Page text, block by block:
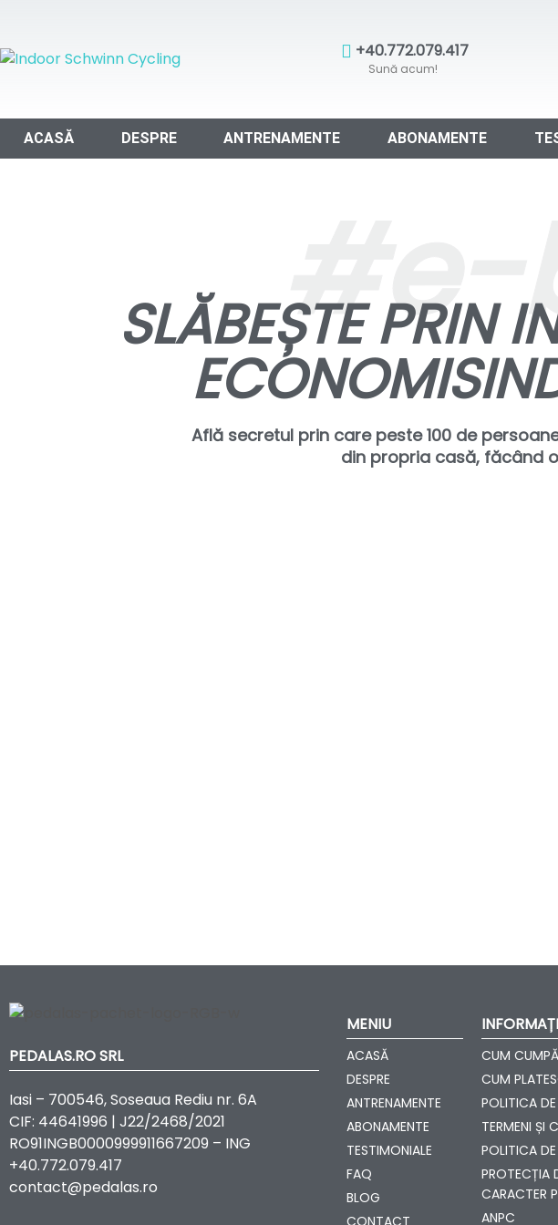
+40.772.079.417
Sună acum!
ACASĂ DESPRE ANTRENAMENTE ABONAMENTE
#e-
SLĂBEȘTE PRIN
Află secretul prin care peste 100 de
din propria casă, făcând
PEDALAS.RO SRL
Iasi – 700546, Soseaua Rediu nr. 6A
CIF: 44641996 | J22/2468/2021
RO91INGB0000999911667209 – ING
+40.772.079.417
contact@pedalas.ro
MENIU
ACASĂ
DESPRE
ANTRENAMENTE
ABONAMENTE
TESTIMONIALE
FAQ
BLOG
CONTACT
CUM
CUM
POLITICA DE
TERMENI ȘI
POLITICA
PROTECȚIA
CARACTER
ANPC